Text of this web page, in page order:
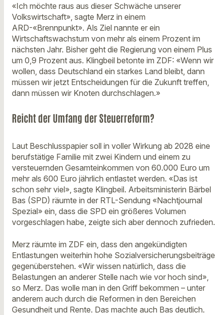
«Ich möchte raus aus dieser Schwäche unserer
Volkswirtschaft», sagte Merz in einem
ARD-«Brennpunkt». Als Ziel nannte er ein
Wirtschaftswachstum von mehr als einem Prozent im
nächsten Jahr. Bisher geht die Regierung von einem Plus
um 0,9 Prozent aus. Klingbeil betonte im ZDF: «Wenn wir
wollen, dass Deutschland ein starkes Land bleibt, dann
müssen wir jetzt Entscheidungen für die Zukunft treffen,
dann müssen wir Knoten durchschlagen.»
Reicht der Umfang der Steuerreform?
Laut Beschlusspapier soll in voller Wirkung ab 2028 eine
berufstätige Familie mit zwei Kindern und einem zu
versteuernden Gesamteinkommen von 60.000 Euro um
mehr als 600 Euro jährlich entlastet werden. «Das ist
schon sehr viel», sagte Klingbeil. Arbeitsministerin Bärbel
Bas (SPD) räumte in der RTL-Sendung «Nachtjournal
Spezial» ein, dass die SPD ein größeres Volumen
vorgeschlagen habe, zeigte sich aber dennoch zufrieden.
Merz räumte im ZDF ein, dass den angekündigten
Entlastungen weiterhin hohe Sozialversicherungsbeiträge
gegenüberstehen. «Wir wissen natürlich, dass die
Belastungen an anderer Stelle nach wie vor hoch sind»,
so Merz. Das wolle man in den Griff bekommen – unter
anderem auch durch die Reformen in den Bereichen
Gesundheit und Rente. Das machte auch Bas deutlich.